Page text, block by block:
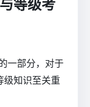
等级考
一部分，对于
级知识至关重